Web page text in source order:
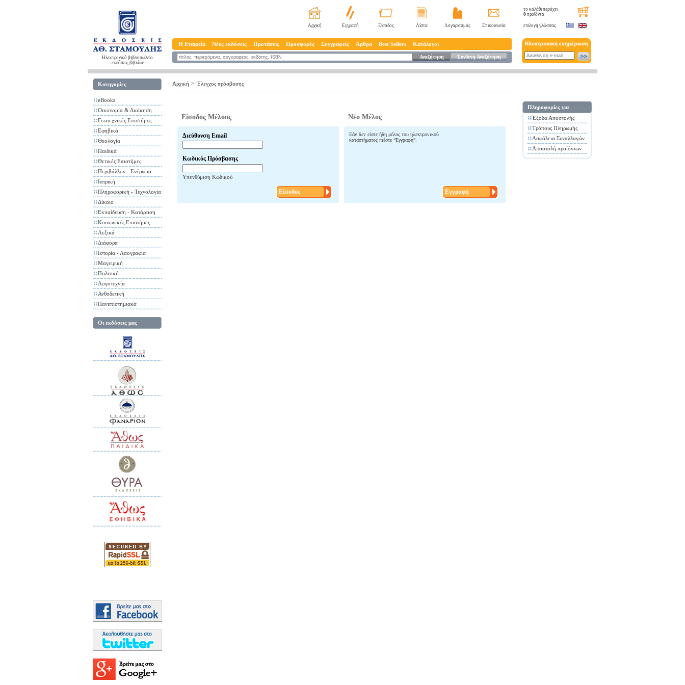
Ηλεκτρονικό βιβλιοπωλείο
εκδόσεις βιβλίων
Αρχική Εγγραφή Είσοδος Λίστα Λογαριασμός Επικοινωνία
Η Εταιρεία Νέες εκδόσεις Προτάσεις Προσφορές Συγγραφείς Άρθρα Best Sellers Κατάλογοι
Αναζήτηση Σύνθετη Αναζήτηση
το καλάθι περιέχει
0 προϊόντα
επιλογή γλώσσας
Κατηγορίες
eBooks
Οικονομία & Διοίκηση
Γεωτεχνικές Επιστήμες
Εφηβικά
Θεολογία
Παιδικά
Θετικές Επιστήμες
Περιβάλλον - Ενέργεια
Ιατρική
Πληροφορική - Τεχνολογία
Δίκαιο
Εκπαίδευση - Κατάρτιση
Κοινωνικές Επιστήμες
Λεξικά
Διάφορα
Ιστορία - Λαογραφία
Μαγειρική
Πολιτική
Λογοτεχνία
Ανθοδετική
Πανεπιστημιακά
Οι εκδόσεις μας
Αρχική > Έλεγχος πρόσβασης
Είσοδος Μέλους Νέο Μέλος
Διεύθυνση Email
Κωδικός Πρόσβασης
Υπενθύμιση Κωδικού
Είσοδος
Εάν δεν είστε ήδη μέλος του ηλεκτρονικού
καταστήματος πιέστε “Εγγραφή”.
Εγγραφή
Πληροφορίες για
Έξοδα Αποστολής
Τρόπους Πληρωμής
Ασφάλεια Συναλλαγών
Αποστολή προίόντων